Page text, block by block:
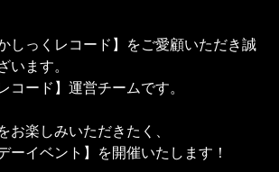
しっくレコード】をご愛顧いただき誠
います。
コード】運営チームです。
お楽しみいただきたく、
ーイベント】を開催いたします！